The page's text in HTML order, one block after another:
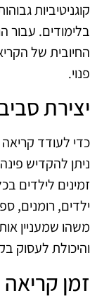
קוגניטיביות
בלימודים. עבור
החיובית של
פנוי.
יצירת
כדי לעודד
ניתן להקדיש
זמינים לילדים
ילדים, רומנים,
משהו שמעניין
והיכולת לעסוק
זמן קריאה